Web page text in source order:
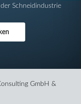
Schneidindustrie
GmbH &